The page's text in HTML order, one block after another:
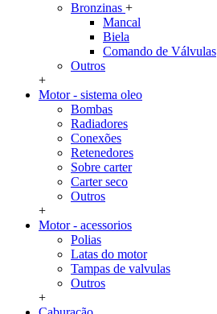
Bronzinas +
Mancal
Biela
Comando de Válvulas
Outros
+
Motor - sistema oleo
Bombas
Radiadores
Conexões
Retenedores
Sobre carter
Carter seco
Outros
+
Motor - acessorios
Polias
Latas do motor
Tampas de valvulas
Outros
+